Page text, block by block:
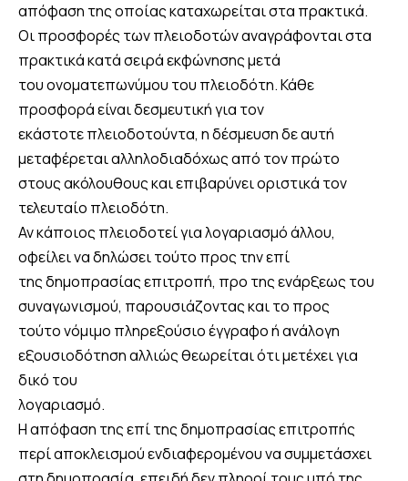
απόφαση της οποίας καταχωρείται στα πρακτικά.
Οι προσφορές των πλειοδοτών αναγράφονται στα
πρακτικά κατά σειρά εκφώνησης μετά
του ονοματεπωνύμου του πλειοδότη. Κάθε
προσφορά είναι δεσμευτική για τον
εκάστοτε πλειοδοτούντα, η δέσμευση δε αυτή
μεταφέρεται αλληλοδιαδόχως από τον πρώτο
στους ακόλουθους και επιβαρύνει οριστικά τον
τελευταίο πλειοδότη.
Αν κάποιος πλειοδοτεί για λογαριασμό άλλου,
οφείλει να δηλώσει τούτο προς την επί
της δημοπρασίας επιτροπή, προ της ενάρξεως του
συναγωνισμού, παρουσιάζοντας και το προς
τούτο νόμιμο πληρεξούσιο έγγραφο ή ανάλογη
εξουσιοδότηση αλλιώς θεωρείται ότι μετέχει για
δικό του
λογαριασμό.
Η απόφαση της επί της δημοπρασίας επιτροπής
περί αποκλεισμού ενδιαφερομένου να συμμετάσχει